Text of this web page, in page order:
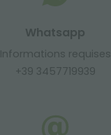
Whatsapp
Informations requises
+39 3457719939